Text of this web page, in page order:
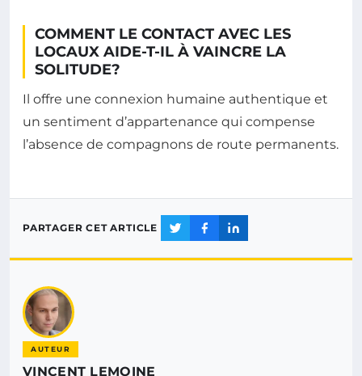
COMMENT LE CONTACT AVEC LES
LOCAUX AIDE-T-IL À VAINCRE LA
SOLITUDE?
Il offre une connexion humaine authentique et
un sentiment d’appartenance qui compense
l’absence de compagnons de route permanents.
PARTAGER CET ARTICLE
AUTEUR
VINCENT LEMOINE